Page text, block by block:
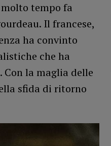
tempo fa
Il francese,
ha convinto
che ha
la maglia delle
sfida di ritorno